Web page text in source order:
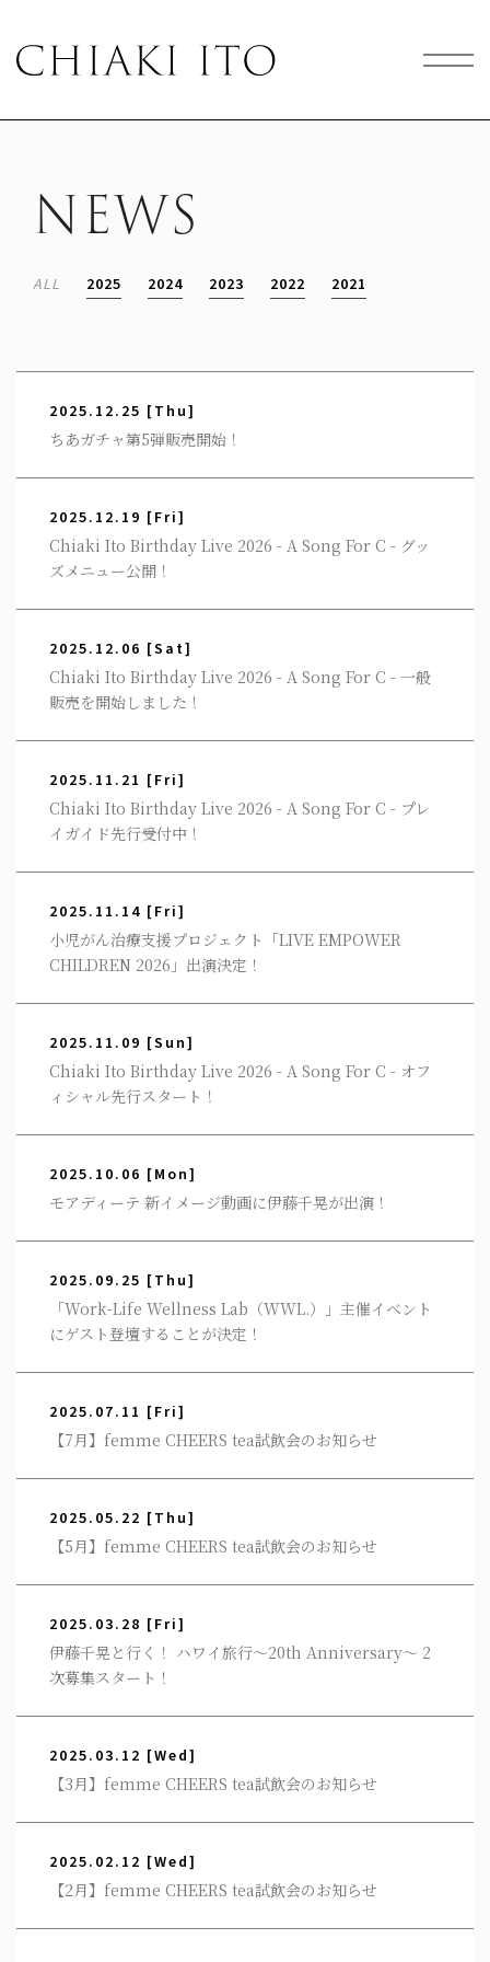
NEWS
ALL 2025 2024 2023 2022 2021
2025.12.25 [Thu]
ちあガチャ第5弾販売開始！
2025.12.19 [Fri]
Chiaki Ito Birthday Live 2026 - A Song For C - グッ
ズメニュー公開！
2025.12.06 [Sat]
Chiaki Ito Birthday Live 2026 - A Song For C - 一般
販売を開始しました！
2025.11.21 [Fri]
Chiaki Ito Birthday Live 2026 - A Song For C - プレ
イガイド先行受付中！
2025.11.14 [Fri]
小児がん治療支援プロジェクト「LIVE EMPOWER
CHILDREN 2026」出演決定！
2025.11.09 [Sun]
Chiaki Ito Birthday Live 2026 - A Song For C - オフ
ィシャル先行スタート！
2025.10.06 [Mon]
モアディーテ 新イメージ動画に伊藤千晃が出演！
2025.09.25 [Thu]
「Work-Life Wellness Lab（WWL.）」主催イベント
にゲスト登壇することが決定！
2025.07.11 [Fri]
【7月】femme CHEERS tea試飲会のお知らせ
2025.05.22 [Thu]
【5月】femme CHEERS tea試飲会のお知らせ
2025.03.28 [Fri]
伊藤千晃と行く！ ハワイ旅行～20th Anniversary～ 2
次募集スタート！
2025.03.12 [Wed]
【3月】femme CHEERS tea試飲会のお知らせ
2025.02.12 [Wed]
【2月】femme CHEERS tea試飲会のお知らせ